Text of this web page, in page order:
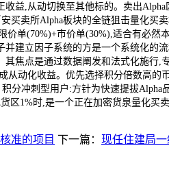
收益,从动切换至其他标的。卖出
买卖所Alpha板块的全链狙击量化买
价单(70%)+市价单(30%),适合有必然
并建立因子系统的方是一个系统化的
其焦点是通过数据阐发和法式化施行,
从动化收益。优先选择积分倍数高的
分冲刺型用户:方针为快速提拔Alpha
区1%时,是一个正在加密货泉量化买
准的项目 下一篇： 现任住建局一